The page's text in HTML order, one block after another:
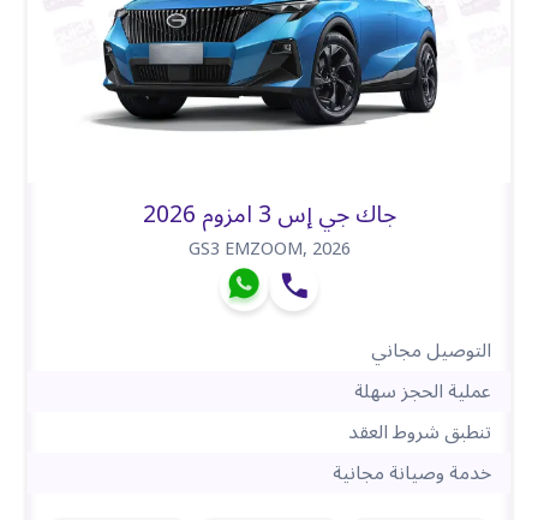
جاك جي إس 3 امزوم 2026
GS3 EMZOOM,2026
التوصيل مجاني
عملية الحجز سهلة
تنطبق شروط العقد
خدمة وصيانة مجانية